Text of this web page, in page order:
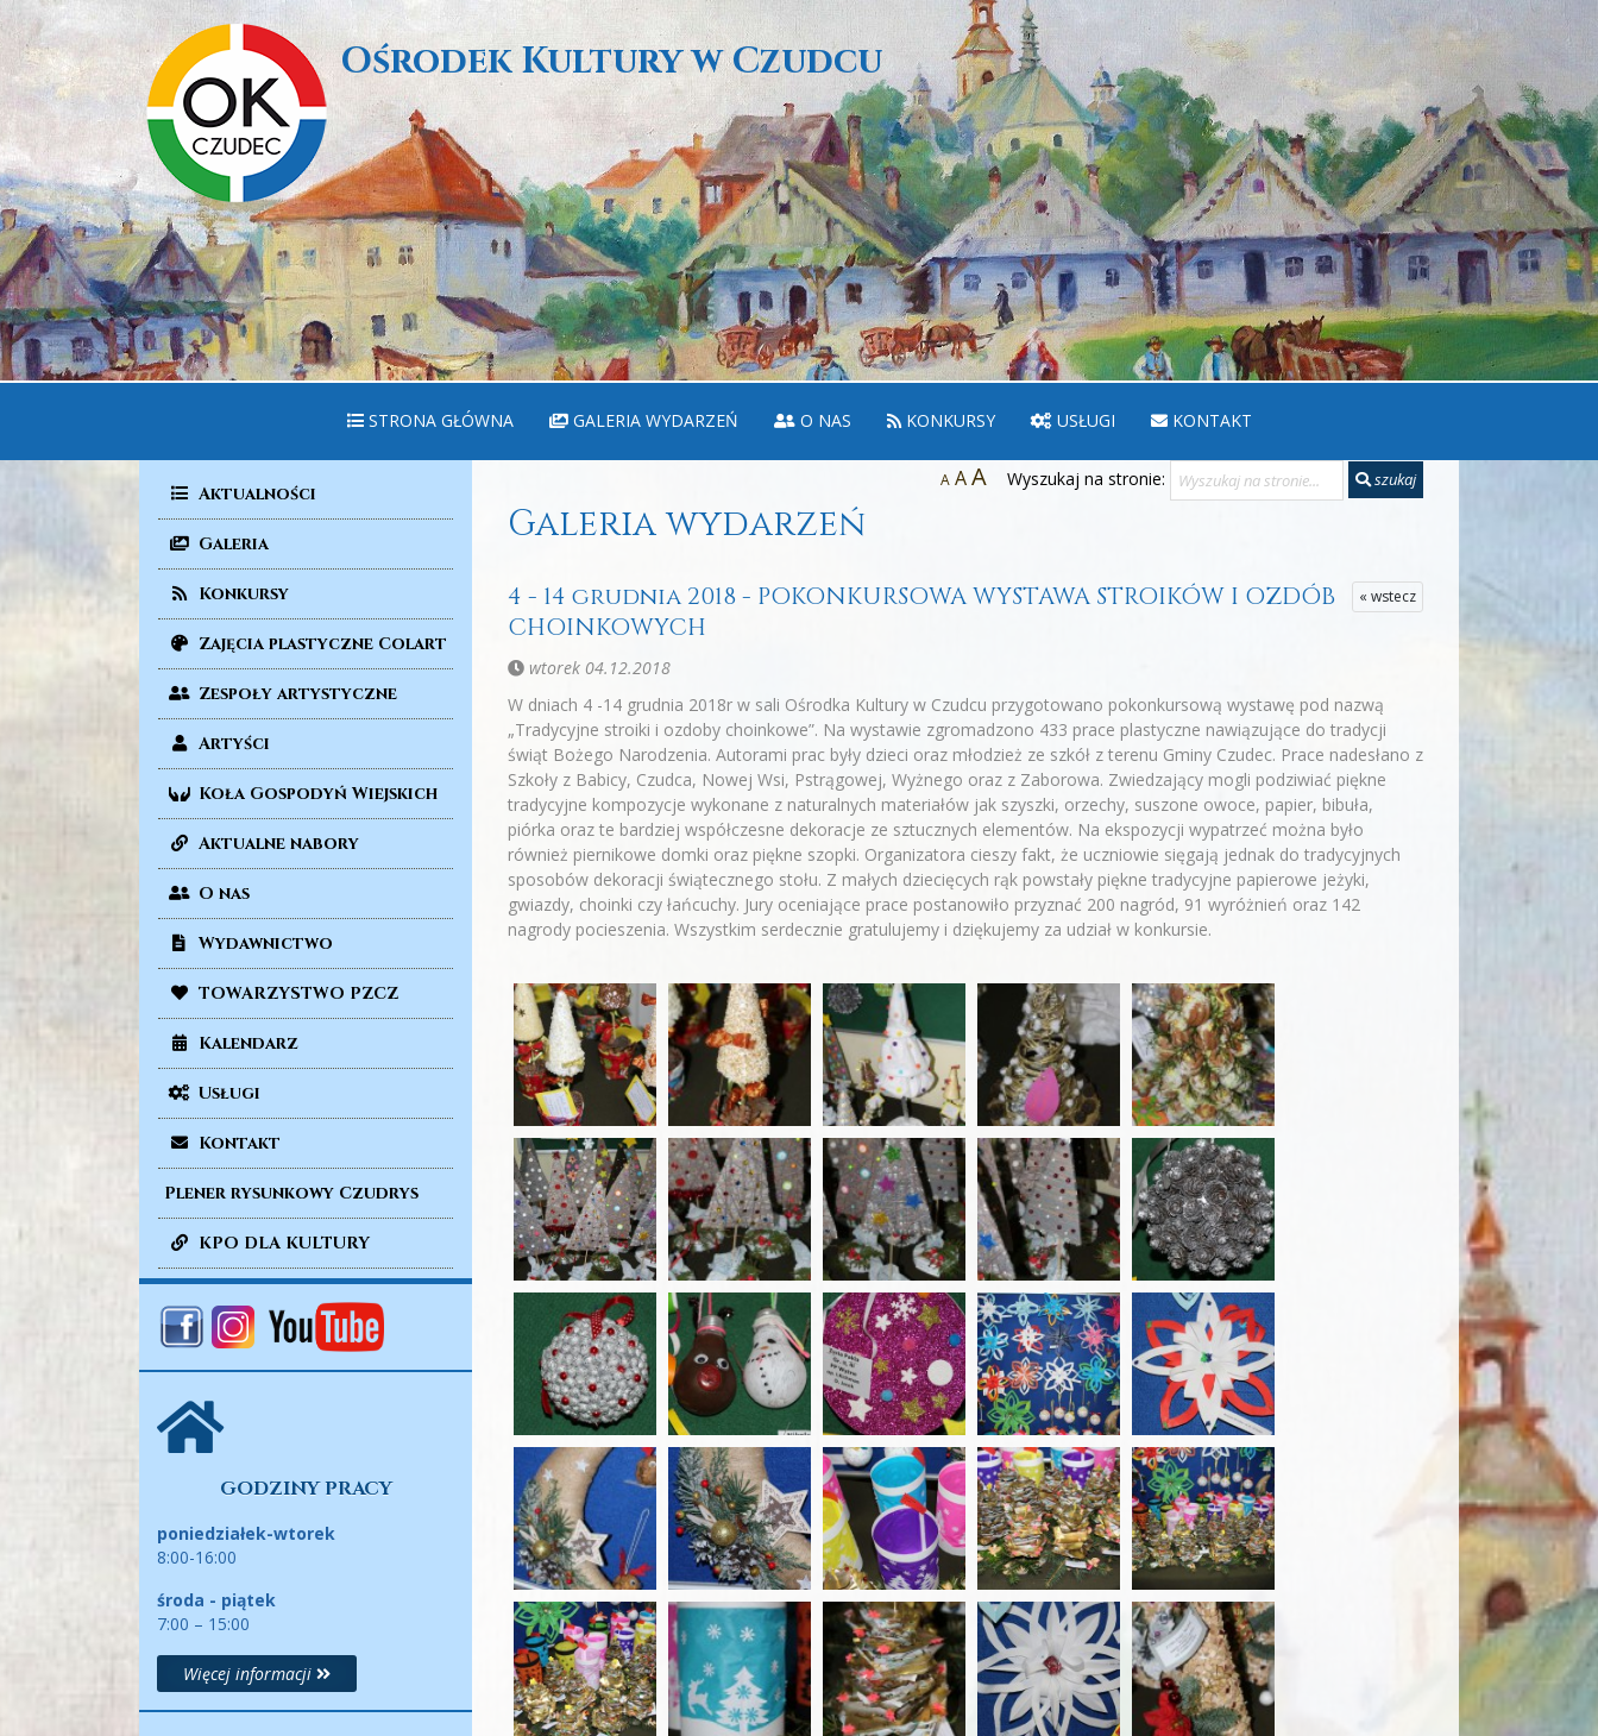
Ośrodek Kultury w Czudcu
STRONA GŁÓWNA GALERIA WYDARZEŃ O NAS KONKURSY USŁUGI KONTAKT
Aktualności
Galeria
Konkursy
Zajęcia plastyczne Colart
Zespoły artystyczne
Artyści
Koła Gospodyń Wiejskich
Aktualne nabory
O nas
Wydawnictwo
TOWARZYSTWO PZCZ
Kalendarz
Usługi
Kontakt
Plener rysunkowy Czudrys
KPO DLA KULTURY
GODZINY PRACY
poniedziałek-wtorek
8:00-16:00
środa - piątek
7:00 – 15:00
Więcej informacji
A AA Wyszukaj na stronie: szukaj
Galeria wydarzeń
« wstecz
4 - 14 grudnia 2018 - POKONKURSOWA WYSTAWA STROIKÓW I OZDÓB
CHOINKOWYCH
wtorek 04.12.2018
W dniach 4 -14 grudnia 2018r w sali Ośrodka Kultury w Czudcu przygotowano pokonkursową wystawę pod nazwą
„Tradycyjne stroiki i ozdoby choinkowe”. Na wystawie zgromadzono 433 prace plastyczne nawiązujące do tradycji
świąt Bożego Narodzenia. Autorami prac były dzieci oraz młodzież ze szkół z terenu Gminy Czudec. Prace nadesłano z
Szkoły z Babicy, Czudca, Nowej Wsi, Pstrągowej, Wyżnego oraz z Zaborowa. Zwiedzający mogli podziwiać piękne
tradycyjne kompozycje wykonane z naturalnych materiałów jak szyszki, orzechy, suszone owoce, papier, bibuła,
piórka oraz te bardziej współczesne dekoracje ze sztucznych elementów. Na ekspozycji wypatrzeć można było
również piernikowe domki oraz piękne szopki. Organizatora cieszy fakt, że uczniowie sięgają jednak do tradycyjnych
sposobów dekoracji świątecznego stołu. Z małych dziecięcych rąk powstały piękne tradycyjne papierowe jeżyki,
gwiazdy, choinki czy łańcuchy. Jury oceniające prace postanowiło przyznać 200 nagród, 91 wyróżnień oraz 142
nagrody pocieszenia. Wszystkim serdecznie gratulujemy i dziękujemy za udział w konkursie.